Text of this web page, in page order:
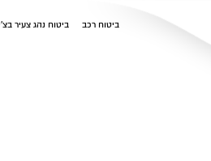
ביטוח רכב ביטוח נהג צעיר